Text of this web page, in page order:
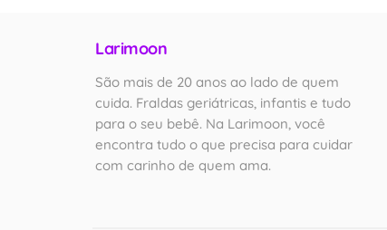
Larimoon
São mais de 20 anos ao lado de quem
cuida. Fraldas geriátricas, infantis e tudo
para o seu bebê. Na Larimoon, você
encontra tudo o que precisa para cuidar
com carinho de quem ama.